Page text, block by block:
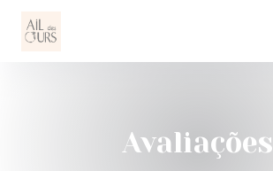
Avaliações